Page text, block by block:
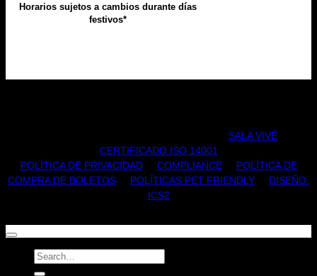
Horarios sujetos a cambios durante días
festivos*
SALA VIVÉ|
CERTIFICADO ISO 14001
POLÍTICA DE PRIVACIDAD| COMPLIANCE| POLÍTICA DE
COMPRA DE BOLETOS
POLÍTICAS PET FRIENDLY
DISEÑO:
ICS2